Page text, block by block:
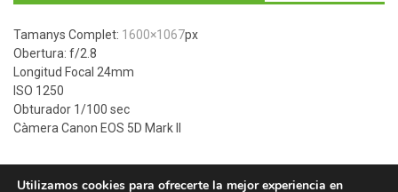
Tamanys Complet: 1600×1067px
Obertura: f/2.8
Longitud Focal 24mm
ISO 1250
Obturador 1/100 sec
Càmera Canon EOS 5D Mark II
Utilizamos cookies para ofrecerte la mejor experiencia en